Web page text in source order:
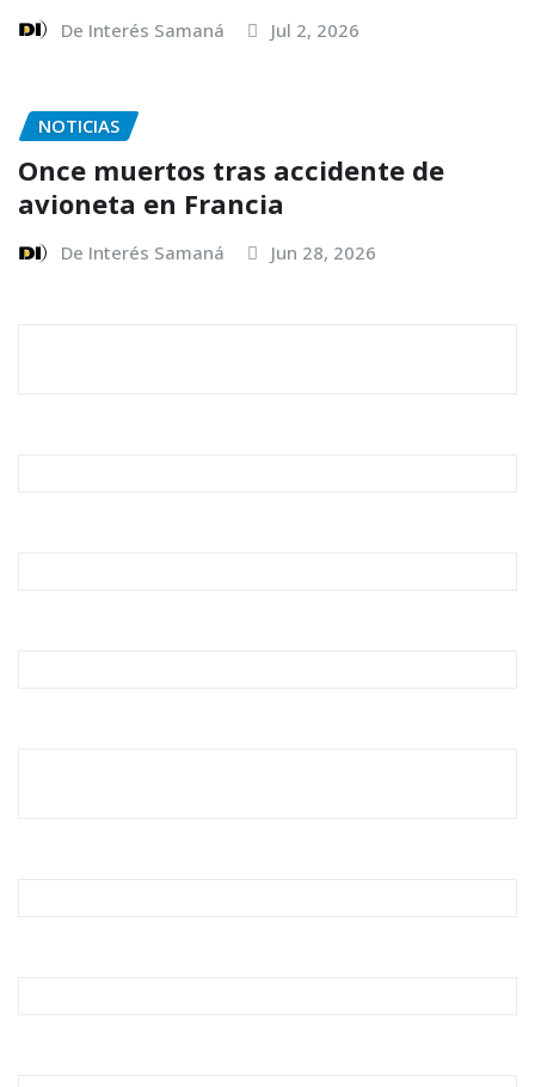
De Interés Samaná Jul 2, 2026
NOTICIAS
Once muertos tras accidente de
avioneta en Francia
De Interés Samaná Jun 28, 2026